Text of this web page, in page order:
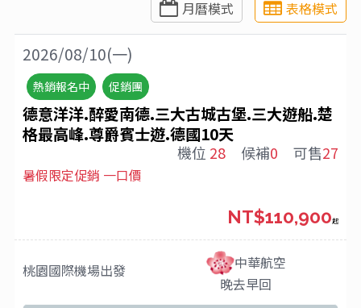
月曆模式 表格模式
2026/08/10(一)
熱銷報名中 促銷團
德意洋洋.醉愛南德.三大古城古堡.三大遊船.楚
格最高峰.尊爵賓士遊.德國10天
機位 28 候補0 可售27
暑假限定促銷 一口價
桃園國際機場出發
中華航空
晚去早回
NT$110,900起